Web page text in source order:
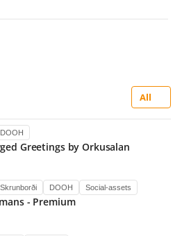
All
Greetings by Orkusalan
DOOH
- Premium
Skrunborði DOOH Social-assets